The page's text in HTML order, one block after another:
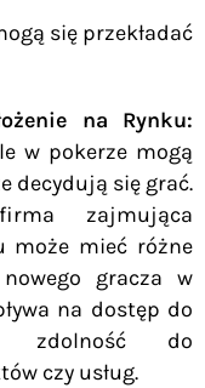
się przekładać
na Rynku:
w pokerze mogą
decydują się grać.
zajmująca
może mieć różne
gracza w
na dostęp do
i zdolność do
czy usług.